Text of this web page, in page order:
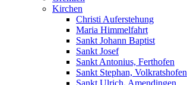
Kirchen
Christi Auferstehung
Maria Himmelfahrt
Sankt Johann Baptist
Sankt Josef
Sankt Antonius, Ferthofen
Sankt Stephan, Volkratshofen
Sankt Ulrich, Amendingen